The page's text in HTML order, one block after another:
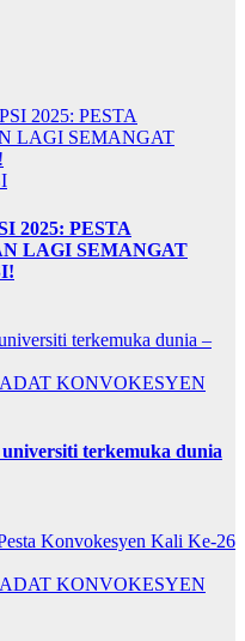
2025: PESTA
LAGI SEMANGAT
KONVOKESYEN
terkemuka dunia
KONVOKESYEN